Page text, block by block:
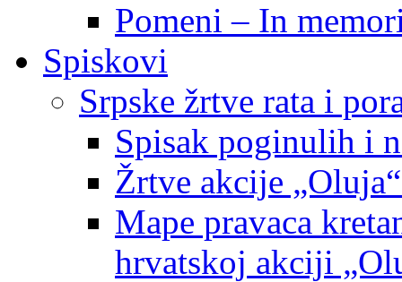
Pomeni – In
Spiskovi
Srpske žrtve rata i
Spisak poginulih i
Žrtve akcije
Mape pravaca
hrvatskoj akciji